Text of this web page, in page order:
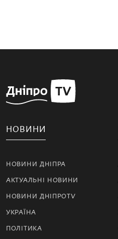
НОВИНИ
НОВИНИ ДНІПРА
АКТУАЛЬНІ НОВИНИ
НОВИНИ ДНІПРОTV
УКРАЇНА
ПОЛІТИКА